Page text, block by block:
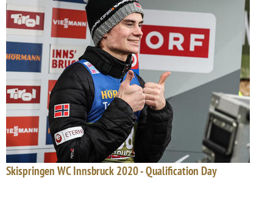
Skispringen WC Innsbruck 2020 - Qualification Day